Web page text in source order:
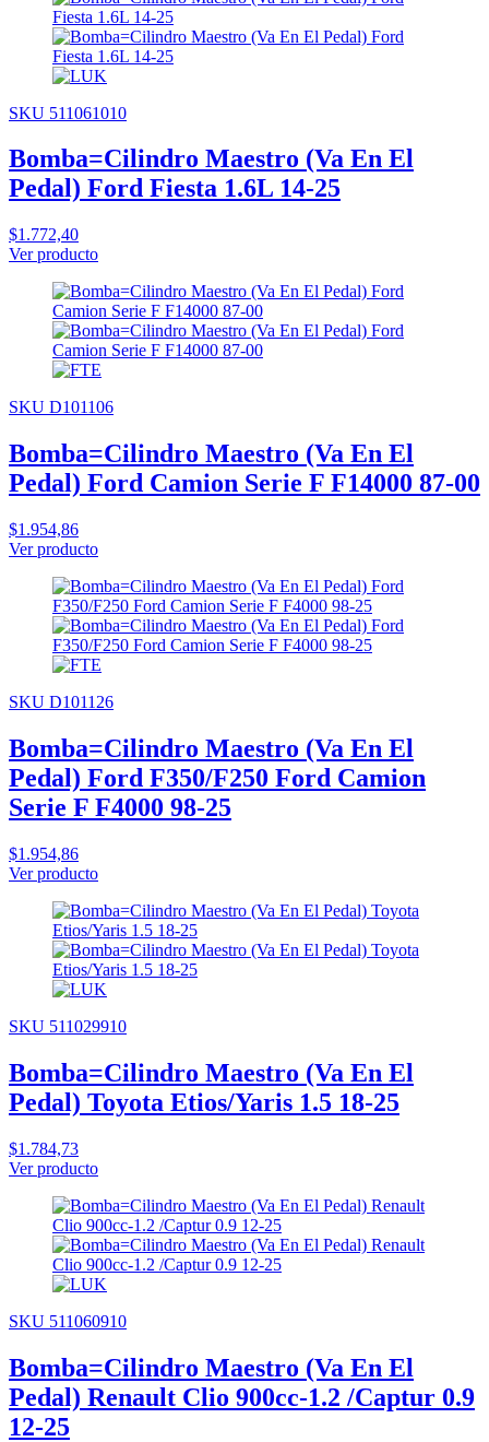
SKU 511061010
Bomba=Cilindro Maestro (Va En El
Pedal) Ford Fiesta 1.6L 14-25
$1.772,40
Ver producto
SKU D101106
Bomba=Cilindro Maestro (Va En El
Pedal) Ford Camion Serie F F14000 87-00
$1.954,86
Ver producto
SKU D101126
Bomba=Cilindro Maestro (Va En El
Pedal) Ford F350/F250 Ford Camion
Serie F F4000 98-25
$1.954,86
Ver producto
SKU 511029910
Bomba=Cilindro Maestro (Va En El
Pedal) Toyota Etios/Yaris 1.5 18-25
$1.784,73
Ver producto
SKU 511060910
Bomba=Cilindro Maestro (Va En El
Pedal) Renault Clio 900cc-1.2 /Captur 0.9
12-25